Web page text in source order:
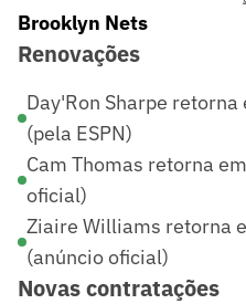
Brooklyn Nets
Renovações
Day'Ron Sharpe
(pela ESPN)
Cam Thomas retorna
oficial)
Ziaire Williams retorna
(anúncio oficial)
Novas contratações